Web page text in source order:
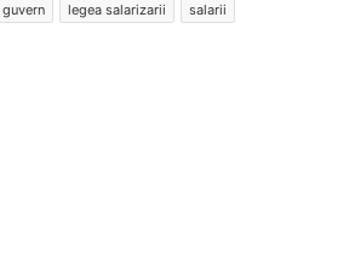
guvern legea salarizarii salarii